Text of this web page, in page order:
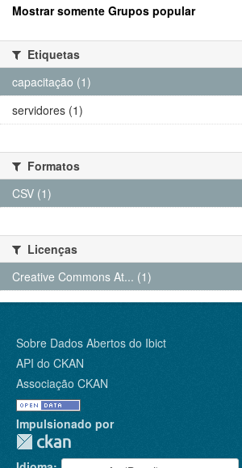
Mostrar somente Grupos popular
Etiquetas
capacitação (1)
servidores (1)
Formatos
CSV (1)
Licenças
Creative Commons At... (1)
Sobre Dados Abertos do Ibict
API do CKAN
Associação CKAN
Impulsionado por